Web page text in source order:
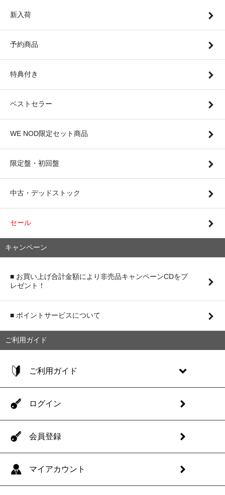
新入荷
予約商品
特典付き
ベストセラー
WE NOD限定セット商品
限定盤・初回盤
中古・デッドストック
セール
キャンペーン
■ お買い上げ合計金額により非売品キャンペーンCDをプ
レゼント！
■ ポイントサービスについて
ご利用ガイド
ご利用ガイド
ログイン
会員登録
マイアカウント